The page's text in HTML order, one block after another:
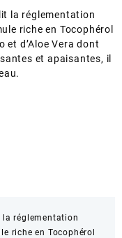
la réglementation
riche en Tocophérol
et d’Aloe Vera dont
et apaisantes, il
réglementation
riche en Tocophérol